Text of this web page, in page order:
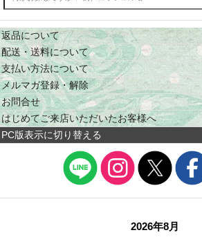
返品について
配送・送料について
支払い方法について
メルマガ登録・解除
お問合せ
はじめてご来店いただいたお客様へ
PC版表示に切り替える
2026年8月